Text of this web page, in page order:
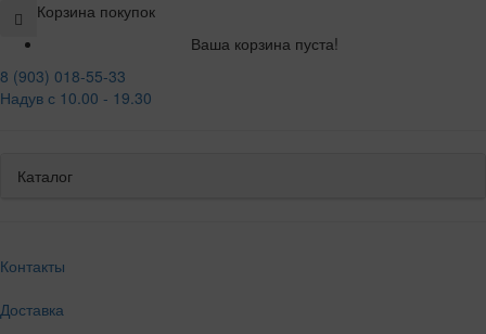
Корзина покупок
Ваша корзина пуста!
8 (903) 018-55-33
Надув с 10.00 - 19.30
Каталог
Контакты
Доставка